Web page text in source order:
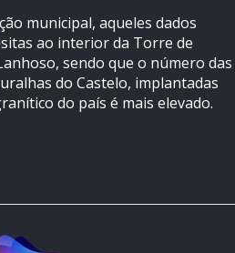
municipal, aqueles dados
ao interior da Torre de
sendo que o número das
do Castelo, implantadas
do país é mais elevado.